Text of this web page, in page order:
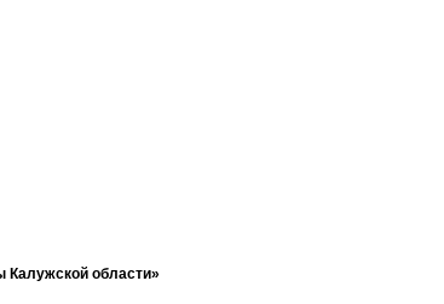
Калужской области»